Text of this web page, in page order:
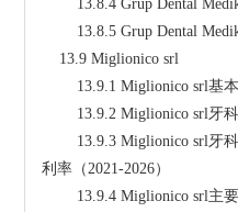
13.8.4 Grup Dental
13.8.5 Grup Dental
    13.9 Miglionico srl
13.9.1 Miglionico srl
13.9.2 Miglionico
利率（2021-2026）
13.9.4 Miglionico